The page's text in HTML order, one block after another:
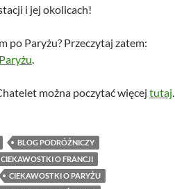
i jej okolicach!
po Paryżu? Przeczytaj zatem:
.
można poczytać więcej tutaj.
BLOG PODRÓŻNICZY
CIEKAWOSTKI O FRANCJI
CIEKAWOSTKI O PARYŻU